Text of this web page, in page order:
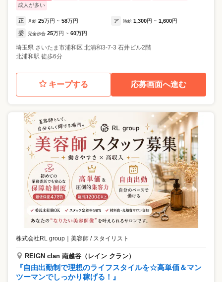
成人が多い
正 月給 25万円 ~ 58万円 ア 時給 1,300円 ~ 1,600円
委 完全歩合 25万円 ~ 60万円
埼玉県 さいたま市浦和区 北浦和3-7-3 石井ビル2階
北浦和駅 徒歩6分
キープする 応募画面へ進む
株式会社RL group 美容師 / スタイリスト
REIGN clan 南越谷（レイン クラン）
『自由出勤制で理想のライフスタイルを☆高単価＆マン
ツーマンでしっかり稼げる！』